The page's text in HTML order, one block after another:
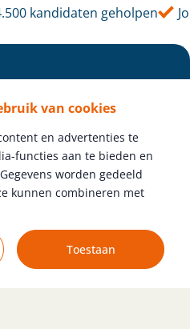
van cookies
en advertenties te
functies aan te bieden en
worden gedeeld
kunnen combineren met
Toestaan
kandidaten geholpen